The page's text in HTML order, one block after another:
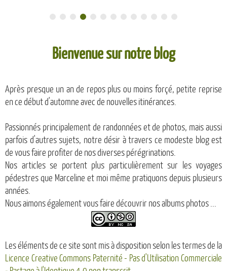
Bienvenue sur notre blog
Après presque un an de repos plus ou moins forçé, petite reprise
en ce début d'automne avec de nouvelles itinérances.
Passionnés principalement de randonnées et de photos, mais aussi
parfois d'autres sujets, notre désir à travers ce modeste blog est
de vous faire profiter de nos diverses pérégrinations.
Nos articles se portent plus particulièrement sur les voyages
pédestres que Marceline et moi même pratiquons depuis plusieurs
années.
Nous aimons également vous faire découvrir nos albums photos ...
Les éléments de ce site sont mis à disposition selon les termes de la
Licence Creative Commons Paternité - Pas d'Utilisation Commerciale